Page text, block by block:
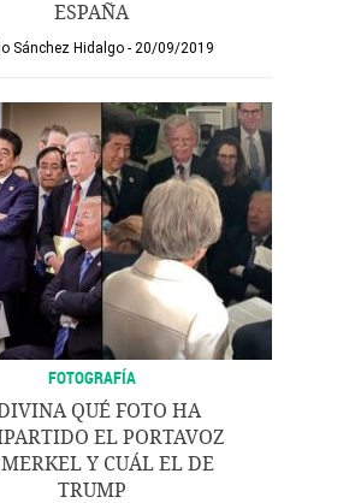
ESPAÑA
Sánchez Hidalgo 20/09/2019
FOTOGRAFÍA
QUÉ FOTO HA
EL PORTAVOZ
Y CUÁL EL DE
TRUMP